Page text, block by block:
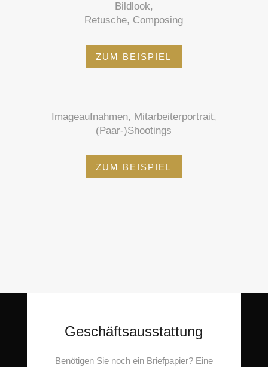
Bildlook,
Retusche, Composing
ZUM BEISPIEL
Imageaufnahmen, Mitarbeiterportrait,
(Paar-)Shootings
ZUM BEISPIEL
Geschäftsausstattung
Benötigen Sie noch ein Briefpapier? Eine